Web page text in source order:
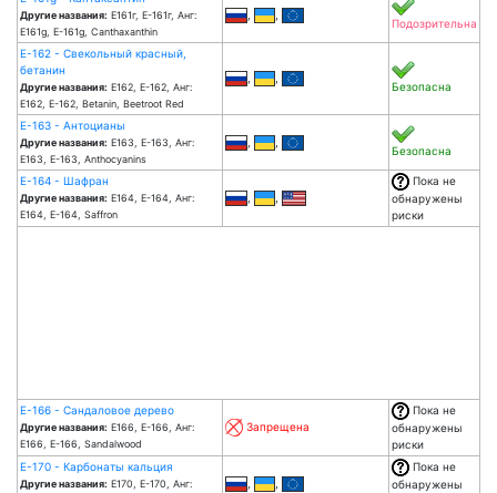
Другие названия: Е161г, Е-161г, Анг:
E161g, E-161g, Canthaxanthin
Подозрительна
Е-162 - Свекольный красный,
бетанин
Другие названия: Е162, Е-162, Анг:
E162, E-162, Betanin, Beetroot Red
Безопасна
Е-163 - Антоцианы
Другие названия: Е163, Е-163, Анг:
E163, E-163, Anthocyanins
Безопасна
Е-164 - Шафран
Другие названия: Е164, Е-164, Анг:
E164, E-164, Saffron
Пока не
обнаружены
риски
Е-166 - Сандаловое дерево
Другие названия: Е166, Е-166, Анг:
E166, E-166, Sandalwood
Запрещена
Пока не
обнаружены
риски
Е-170 - Карбонаты кальция
Другие названия: Е170, Е-170, Анг:
Пока не
обнаружены